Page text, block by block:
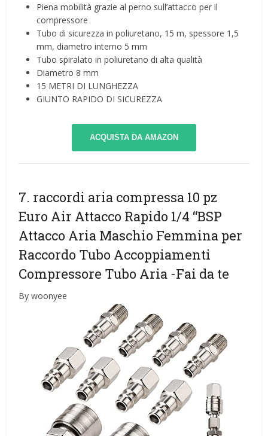
Piena mobilità grazie al perno sull’attacco per il
compressore
Tubo di sicurezza in poliuretano, 15 m, spessore 1,5
mm, diametro interno 5 mm
Tubo spiralato in poliuretano di alta qualità
Diametro 8 mm
15 METRI DI LUNGHEZZA
GIUNTO RAPIDO DI SICUREZZA
ACQUISTA DA AMAZON
7. raccordi aria compressa 10 pz
Euro Air Attacco Rapido 1/4 “BSP
Attacco Aria Maschio Femmina per
Raccordo Tubo Accoppiamenti
Compressore Tubo Aria -Fai da te
By woonyee